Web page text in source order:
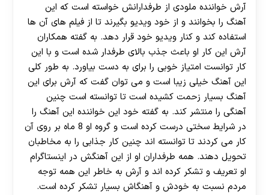
آرش خواننده ملودی از طرفدارانش خواسته است که این
آهنگ را بخوانند و از خود ویدیو بگیرند تا از فیلم های آن ها
استفاده کند و کنار ویدیو خود قرار دهد. به گفته همکاران
آرش این کار او باعث جذب بالای طرفدار شده است و با این
کار توانست امتیاز خوبی را برای به دست بیاورد. به طور کلی
این آهنگ خیلی زیبا است و می توان گفت که آرش برای این
آهنگ بسیار زحمت کشیده است تا توانسته است چنین
آهنگی را منتشر کند. به گفته خود این خواننده این آهنگ را
در شرایط سختی درست کرده است و گروه او 8 ماه بر روی آن
کار می کردند تا توانسته اند چنین کار جذابی را به مخاطبان
تحویل دهند. همه طرفداران او از این آهنگش در اینستاگرام
او تعریف و تشکر کرده اند و آرش به خاطر این همه توجه
مردم نسبت به خودش و آهنگاش بسیار تشکر کرده است.